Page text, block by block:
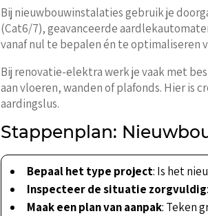
Bij nieuwbouwinstalaties gebruik je
(Cat6/7), geavanceerde
vanaf nul te bepalen én te optimaliseren
Bij renovatie-elektra werk je vaak met
aan vloeren, wanden of plafonds. Hier is
aardingslus.
Stappenplan:
Bepaal het type project: Is het
Inspecteer de situatie zorgvuldig
Maak een plan van aanpak: Teken